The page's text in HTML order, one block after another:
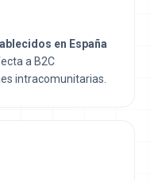
en España
a B2C
intracomunitarias.